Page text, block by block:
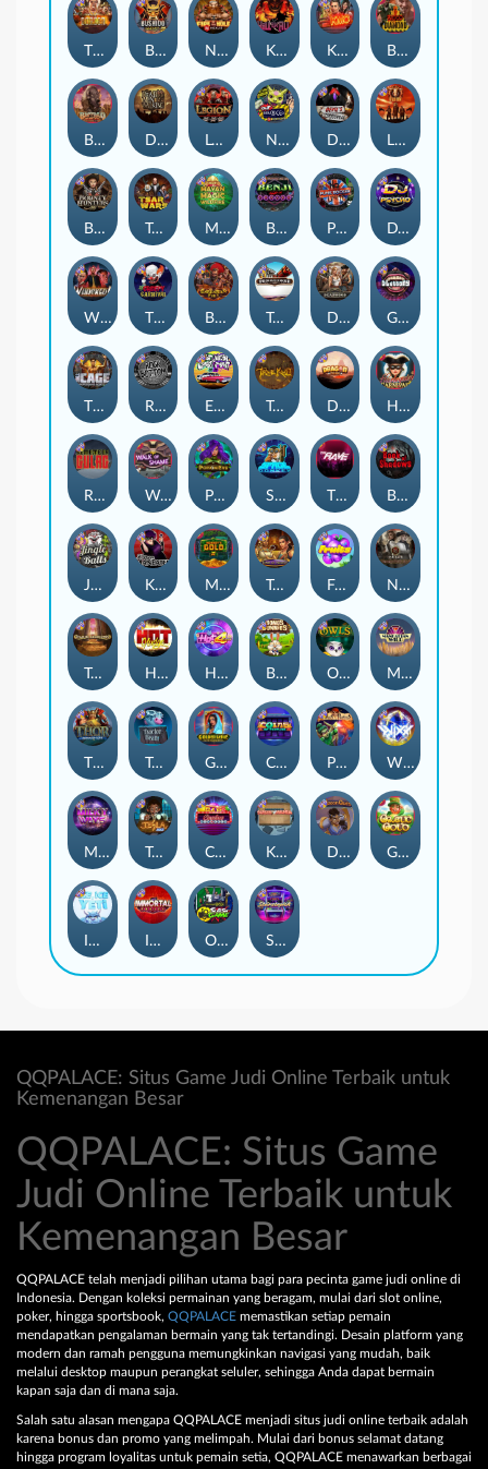
Kill Em All Blood Diamond
Nexus Fire In The Hole xBomb
Dead Men Walking
Tsar Wars
Nexus Outsourced
Nexus Tombstone RIP
Manhattan Goes Wild
Kiss My Chainsaw
Book Of Shadows
Rock Bottom
Tractor Beam
Casino Win Spin
The Cage
Hot Nudge
Space Donkey
Bounty Hunters xNudge®
Starstruck
Monkey's Gold xPays
Little Bighorn
Benji Killed in Vegas
Barbarian Fury
Poison Eve
Devil's Crossroad
Tomb of Nefertiti
Tomb of Akhenaten
Golden Genie And The Walking Wilds
Dragon Tribe
Immortal Fruits
Tesla Jolt Dungeon Quest
Coins of Fortune
Gluttony
Mayan Magic Wildfire
WiXX
Outsourced: Slash Game
Legion X
Fruits
Bonus Bunnies
Deadwood xNudge
DJ Psycho
Hot 4 Cash
Buffalo Hunter
Tombstone
Owls
Punk Rocker
Milky Ways Gaelic Gold
East Coast Vs West Coast
The Creepy Carnival
Whacked
Jingle Balls
Harlequin Carnival
Walk of Shame
Kitchen Drama: Sushi Mania
Pixies vs Pirates
Thor: Hammer Time
Ice Ice Yeti
Remember Gulag
Karen Maneater
True kult
Bushido Way xNudge
The Border
The Rave
QQPALACE: Situs Game Judi Online Terbaik untuk
Kemenangan Besar
QQPALACE: Situs Game
Judi Online Terbaik untuk
Kemenangan Besar
QQPALACE telah menjadi pilihan utama bagi para pecinta game judi online di
Indonesia. Dengan koleksi permainan yang beragam, mulai dari slot online,
poker, hingga sportsbook, QQPALACE memastikan setiap pemain
mendapatkan pengalaman bermain yang tak tertandingi. Desain platform yang
modern dan ramah pengguna memungkinkan navigasi yang mudah, baik
melalui desktop maupun perangkat seluler, sehingga Anda dapat bermain
kapan saja dan di mana saja.
Salah satu alasan mengapa QQPALACE menjadi situs judi online terbaik adalah
karena bonus dan promo yang melimpah. Mulai dari bonus selamat datang
hingga program loyalitas untuk pemain setia, QQPALACE menawarkan berbagai